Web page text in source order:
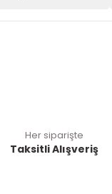
Her siparişte
Taksitli Alışveriş